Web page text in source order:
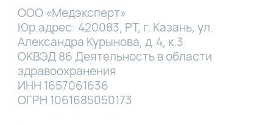
ООО «Медэксперт»
Юр.адрес: 420083, РТ, г. Казань, ул.
Александра Курынова, д. 4, к.3
ОКВЭД 86 Деятельность в области
здравоохранения
ИНН 1657061636
ОГРН 1061685050173